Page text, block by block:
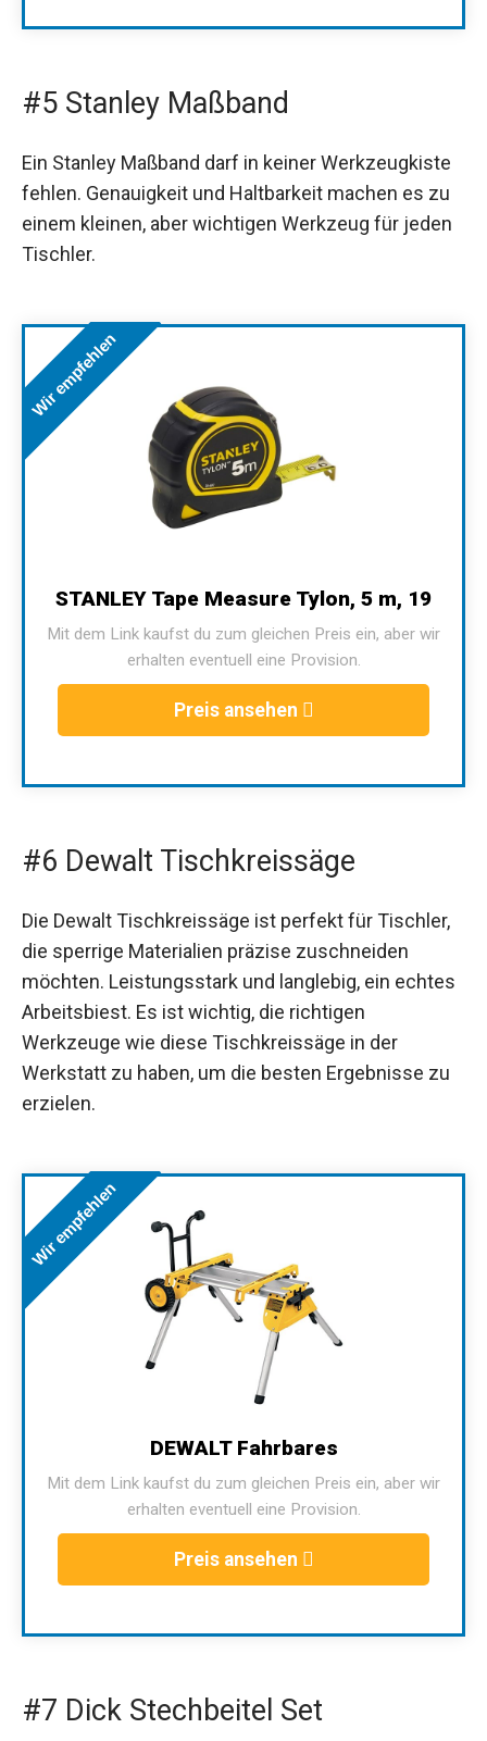
#5 Stanley Maßband
Ein Stanley Maßband darf in keiner Werkzeugkiste
fehlen. Genauigkeit und Haltbarkeit machen es zu
einem kleinen, aber wichtigen Werkzeug für jeden
Tischler.
Wir empfehlen
STANLEY Tape Measure Tylon, 5 m, 19
Mit dem Link kaufst du zum gleichen Preis ein, aber wir
erhalten eventuell eine Provision.
Preis ansehen
#6 Dewalt Tischkreissäge
Die Dewalt Tischkreissäge ist perfekt für Tischler,
die sperrige Materialien präzise zuschneiden
möchten. Leistungsstark und langlebig, ein echtes
Arbeitsbiest. Es ist wichtig, die richtigen
Werkzeuge wie diese Tischkreissäge in der
Werkstatt zu haben, um die besten Ergebnisse zu
erzielen.
Wir empfehlen
DEWALT Fahrbares
Mit dem Link kaufst du zum gleichen Preis ein, aber wir
erhalten eventuell eine Provision.
Preis ansehen
#7 Dick Stechbeitel Set